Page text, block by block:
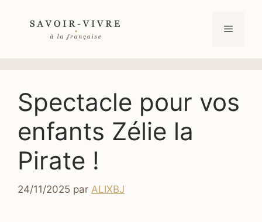
Menu
Spectacle pour vos
enfants Zélie la
Pirate !
24/11/2025 par ALIXBJ